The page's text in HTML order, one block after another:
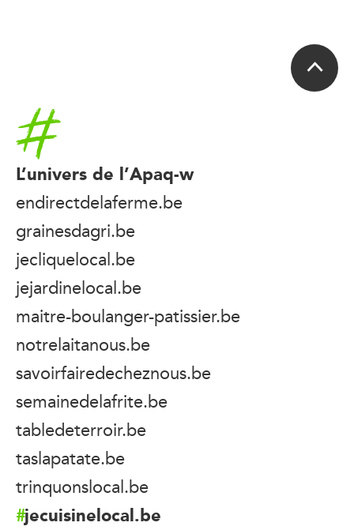
Accueil
L’univers de l’Apaq-w
endirectdelaferme.be
grainesdagri.be
jecliquelocal.be
jejardinelocal.be
maitre-boulanger-patissier.be
notrelaitanous.be
savoirfairedecheznous.be
semainedelafrite.be
tabledeterroir.be
taslapatate.be
trinquonslocal.be
jecuisinelocal.be